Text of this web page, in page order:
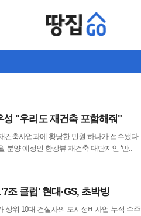
성 "우리도 재건축 포함해줘"
건축사업과에 황당한 민원 하나가 접수됐다
분양 예정인 한강뷰 재건축 대단지인 ‘반..
조 클럽' 현대·GS, 초박빙
상위 10대 건설사의 도시정비사업 누적 수